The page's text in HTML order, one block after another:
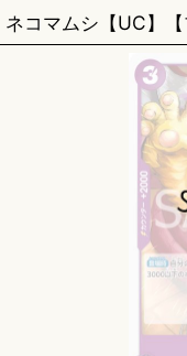
ネコマムシ【UC】【